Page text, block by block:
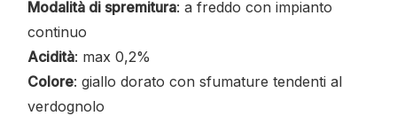
Modalità di spremitura: a freddo con impianto
continuo
Acidità: max 0,2%
Colore: giallo dorato con sfumature tendenti al
verdognolo